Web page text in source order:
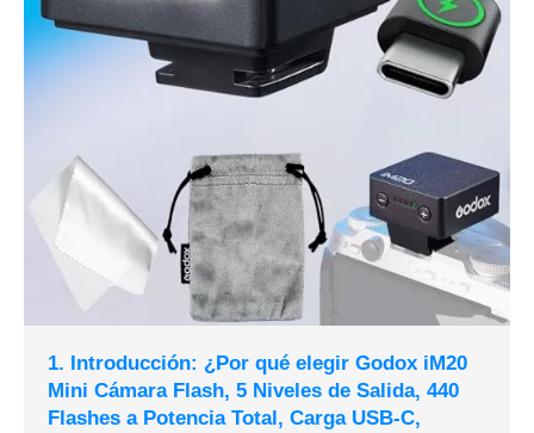
1. Introducción: ¿Por qué elegir Godox iM20
Mini Cámara Flash, 5 Niveles de Salida, 440
Flashes a Potencia Total, Carga USB-C,